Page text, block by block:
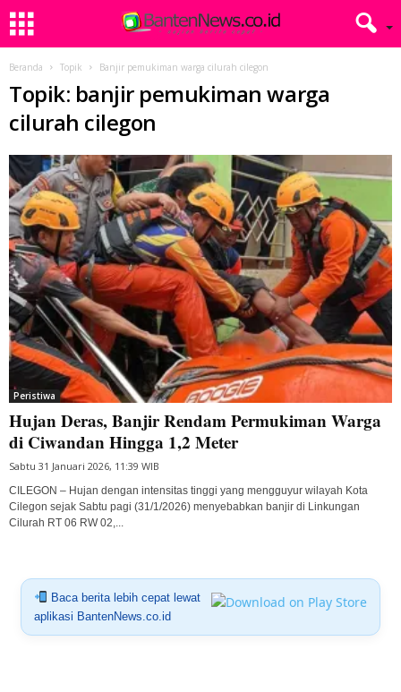
Beranda Topik Banjir pemukiman warga cilurah cilegon
Topik: banjir pemukiman warga
cilurah cilegon
Peristiwa
Hujan Deras, Banjir Rendam Permukiman Warga
di Ciwandan Hingga 1,2 Meter
Sabtu 31 Januari 2026, 11:39 WIB
CILEGON – Hujan dengan intensitas tinggi yang mengguyur wilayah Kota
Cilegon sejak Sabtu pagi (31/1/2026) menyebabkan banjir di Linkungan
Cilurah RT 06 RW 02,...
Baca berita lebih cepat lewat
aplikasi BantenNews.co.id